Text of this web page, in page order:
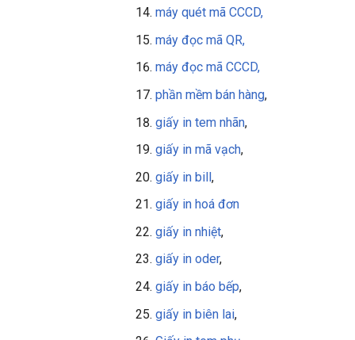
máy quét mã CCCD,
máy đọc mã QR,
máy đọc mã CCCD,
phần mềm bán hàng,
giấy in tem nhãn,
giấy in mã vạch,
giấy in bill,
giấy in hoá đơn
giấy in nhiệt,
giấy in oder,
giấy in báo bếp,
giấy in biên lai,